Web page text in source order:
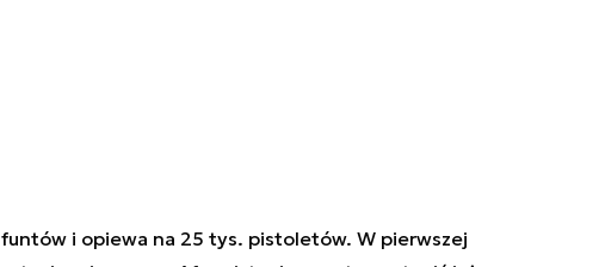
i opiewa na 25 tys. pistoletów. W pierwszej